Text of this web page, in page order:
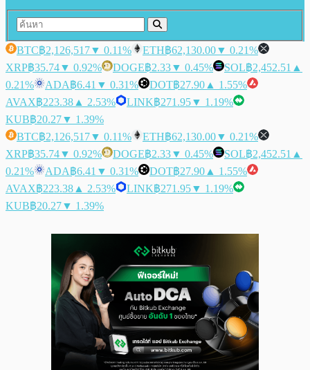
BTC฿2,126,517▼ 0.11% ETH฿62,130.00▼ 0.21%
XRP฿35.74▼ 0.92% DOGE฿2.33▼ 0.45% SOL฿2,452.51 ▲
0.21%
ADA฿6.41 ▼ 0.31% DOT฿27.90 ▲ 1.55%
AVAX฿223.38 ▲ 2.53% LINK฿271.95▼ 1.19%
KUB฿20.27▼ 1.39%
BTC฿2,126,517▼ 0.11% ETH฿62,130.00▼ 0.21%
XRP฿35.74▼ 0.92% DOGE฿2.33▼ 0.45% SOL฿2,452.51 ▲
0.21%
ADA฿6.41 ▼ 0.31% DOT฿27.90 ▲ 1.55%
AVAX฿223.38 ▲ 2.53% LINK฿271.95▼ 1.19%
KUB฿20.27▼ 1.39%